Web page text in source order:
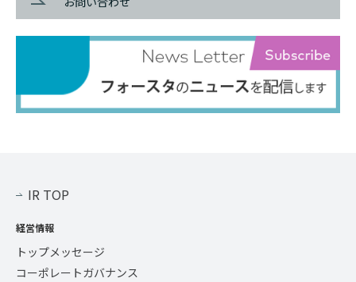
IR TOP
経営情報
トップメッセージ
コーポレートガバナンス